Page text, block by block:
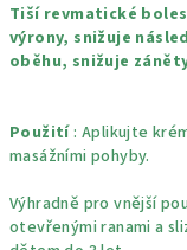
Tiší revmatické
výrony, snižuje
oběhu, snižuje
Použití: Aplikujte
masážními pohyby.
Výhradně pro vnější
otevřenými ranami a